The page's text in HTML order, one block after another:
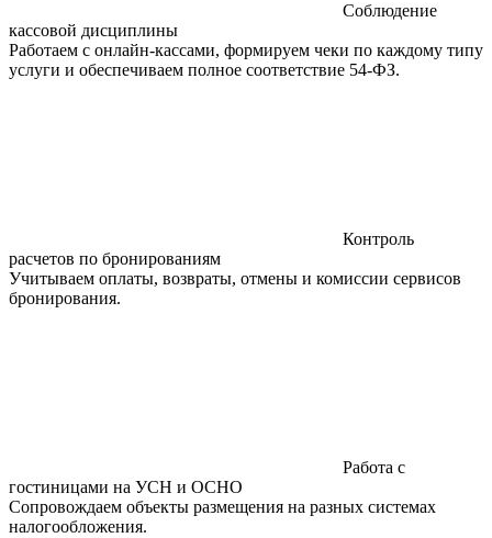
Соблюдение
кассовой дисциплины
Работаем с онлайн-кассами, формируем чеки по каждому типу
услуги и обеспечиваем полное соответствие 54-ФЗ.
Контроль
расчетов по бронированиям
Учитываем оплаты, возвраты, отмены и комиссии сервисов
бронирования.
Работа с
гостиницами на УСН и ОСНО
Сопровождаем объекты размещения на разных системах
налогообложения.